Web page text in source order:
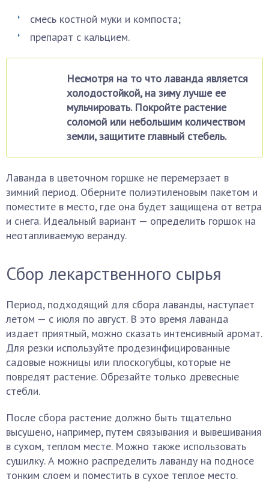
смесь костной муки и компоста;
препарат с кальцием.
Несмотря на то что лаванда является
холодостойкой, на зиму лучше ее
мульчировать. Покройте растение
соломой или небольшим количеством
земли, защитите главный стебель.
Лаванда в цветочном горшке не перемерзает в
зимний период. Оберните полиэтиленовым пакетом и
поместите в место, где она будет защищена от ветра
и снега. Идеальный вариант — определить горшок на
неотапливаемую веранду.
Сбор лекарственного сырья
Период, подходящий для сбора лаванды, наступает
летом — с июля по август. В это время лаванда
издает приятный, можно сказать интенсивный аромат.
Для резки используйте продезинфицированные
садовые ножницы или плоскогубцы, которые не
повредят растение. Обрезайте только древесные
стебли.
После сбора растение должно быть тщательно
высушено, например, путем связывания и вывешивания
в сухом, теплом месте. Можно также использовать
сушилку. А можно распределить лаванду на подносе
тонким слоем и поместить в сухое теплое место.